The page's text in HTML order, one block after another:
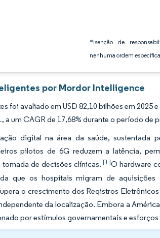
*Isenção de
nenhuma ordem específica
por Mordor Intelligence
foi avaliado em USD 82,10 bilhões em 2025
a um CAGR de 17,68% durante o período de
digital na área da saúde, sustentada
pilotos de 6G reduzem a latência,
de decisões clínicas.[1]O hardware
que os hospitais migram de
o crescimento dos Registros
da localização. Embora a
por estímulos governamentais e